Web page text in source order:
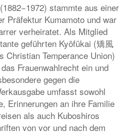
stammte aus einer
Präfektur Kumamoto und war
verheiratet. Als Mitglied
geführten Kyōfūkai (矯風
Christian Temperance Union)
Frauenwahlrecht ein und
gegen die
umfasst sowohl
Erinnerungen an ihre Familie
als auch Kuboshiros
von vor und nach dem